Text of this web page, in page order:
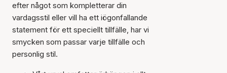
efter något som kompletterar din
vardagsstil eller vill ha ett iögonfallande
statement för ett speciellt tillfälle, har vi
smycken som passar varje tillfälle och
personlig stil.